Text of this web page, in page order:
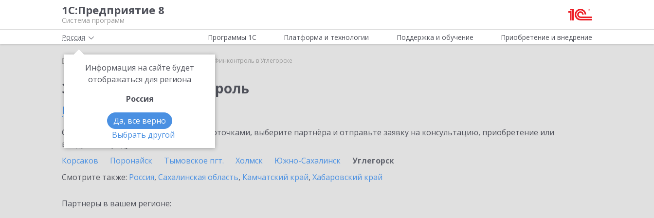
1С:Предприятие 8
Система программ
Россия
Информация на сайте будет
отображаться для региона
Россия
Да, все верно
Выбрать другой
Программы 1С Платформа и технологии Поддержка и обучение Приобретение и внедрение
Главная 1С-Финконтроль в Углегорске
Заказать 1С-Финконтроль
в Углегорске
Ознакомьтесь с информационными карточками, выберите партнёра и отправьте заявку на консультацию, приобретение или
внедрение продукта.
Корсаков
Поронайск Тымовское пгт. Холмск Южно-Сахалинск
Углегорск
Смотрите также: Россия, Сахалинская область, Камчатский край, Хабаровский край
Партнеры в вашем регионе: